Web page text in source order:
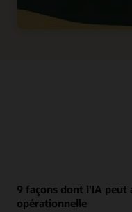
9 façons dont l'IA peut
opérationnelle